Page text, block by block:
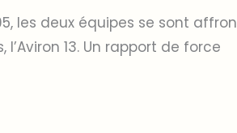
les deux équipes se sont
13. Un rapport de force